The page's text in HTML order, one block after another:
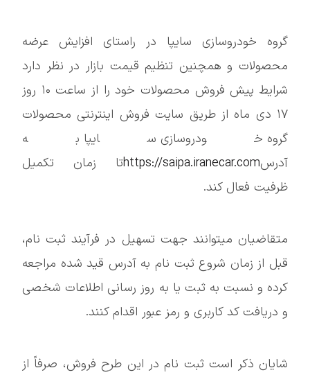
گروه خودروسازی سایپا در راستای افزایش عرضه
محصولات و همچنین تنظیم قیمت بازار در نظر دارد
شرایط پیش فروش محصولات خود را از ساعت ۱۰ روز
١٧ دی ماه از طریق سایت فروش اینترنتی محصولات
گروه خودروسازی سایپا به
آدرسhttps://saipa.iranecar.comتا زمان تکمیل
ظرفیت فعال کند.
متقاضیان میتوانند جهت تسهیل در فرآیند ثبت نام،
قبل از زمان شروع ثبت نام به آدرس قید شده مراجعه
کرده و نسبت به ثبت یا به روز رسانی اطلاعات شخصی
و دریافت کد کاربری و رمز عبور اقدام کنند.
شایان ذکر است ثبت نام در این طرح فروش، صرفاً از